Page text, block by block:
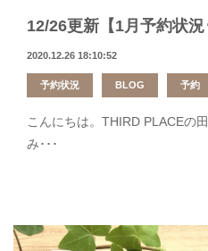
12/26更新【1月予約状況
2020.12.26 18:10:52
予約状況 BLOG 予約
こんにちは。THIRD PLACEの
み･･･